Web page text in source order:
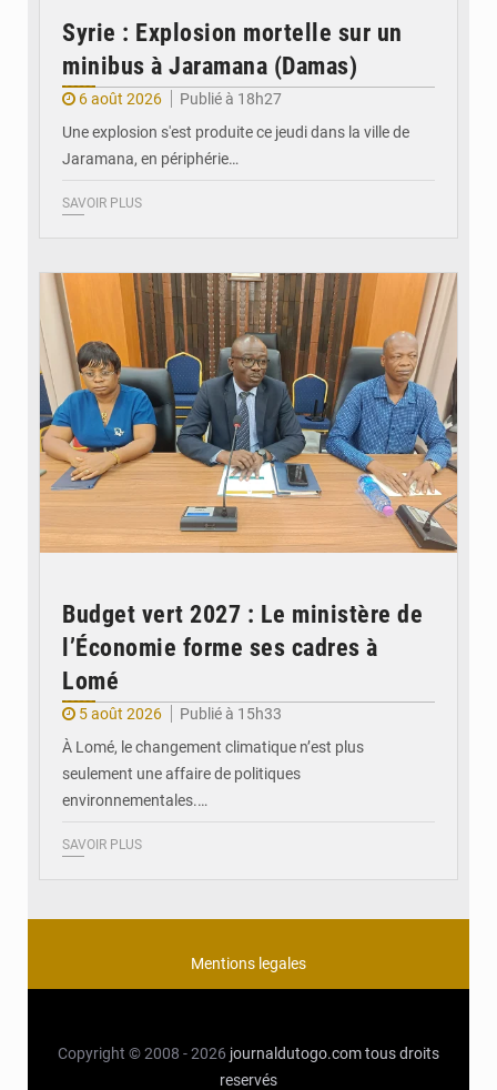
Syrie : Explosion mortelle sur un
minibus à Jaramana (Damas)
6 août 2026
Publié à 18h27
Une explosion s'est produite ce jeudi dans la ville de
Jaramana, en périphérie…
SAVOIR PLUS
Budget vert 2027 : Le ministère de
l’Économie forme ses cadres à
Lomé
5 août 2026
Publié à 15h33
À Lomé, le changement climatique n’est plus
seulement une affaire de politiques
environnementales.…
SAVOIR PLUS
Mentions legales
Copyright © 2008 - 2026 journaldutogo.comtous droits
reservés